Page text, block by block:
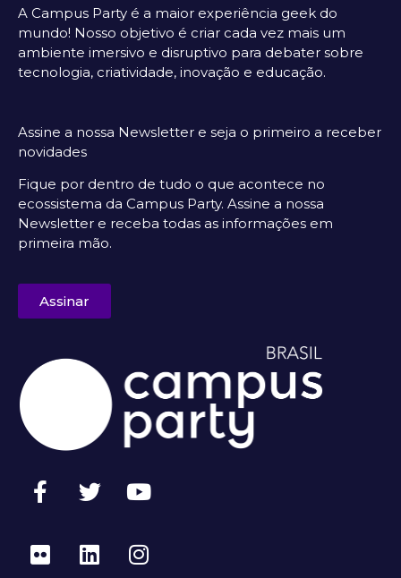
A Campus Party é a maior experiência geek do
mundo! Nosso objetivo é criar cada vez mais um
ambiente imersivo e disruptivo para debater sobre
tecnologia, criatividade, inovação e educação.
Assine a nossa Newsletter e seja o primeiro a receber
novidades
Fique por dentro de tudo o que acontece no
ecossistema da Campus Party. Assine a nossa
Newsletter e receba todas as informações em
primeira mão.
Assinar